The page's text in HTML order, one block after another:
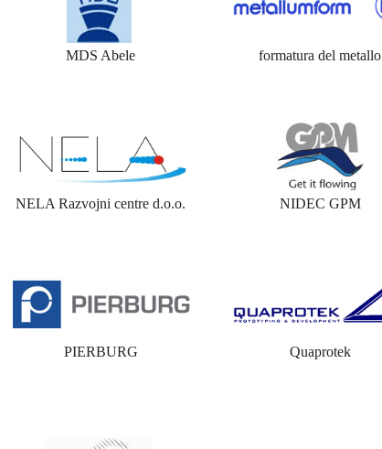
MDS Abele formatura del metallo
NELA Razvojni centre d.o.o. NIDEC GPM
PIERBURG Quaprotek